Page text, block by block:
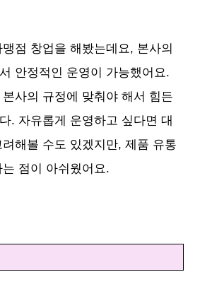
점 창업을 해봤는데요, 본사의
안정적인 운영이 가능했어요.
사의 규정에 맞춰야 해서 힘든
. 자유롭게 운영하고 싶다면 대
해볼 수도 있겠지만, 제품 유통
점이 아쉬웠어요.